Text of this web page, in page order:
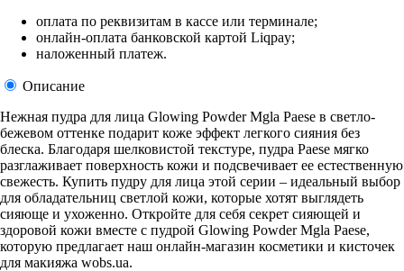
оплата по реквизитам в кассе или терминале;
онлайн-оплата банковской картой Liqpay;
наложенный платеж.
Описание
Нежная пудра для лица Glowing Powder Mgla Paese в светло-
бежевом оттенке подарит коже эффект легкого сияния без
блеска. Благодаря шелковистой текстуре, пудра Paese мягко
разглаживает поверхность кожи и подсвечивает ее естественную
свежесть. Купить пудру для лица этой серии – идеальный выбор
для обладательниц светлой кожи, которые хотят выглядеть
сияюще и ухоженно. Откройте для себя секрет сияющей и
здоровой кожи вместе с пудрой Glowing Powder Mgla Paese,
которую предлагает наш онлайн-магазин косметики и кисточек
для макияжа wobs.ua.